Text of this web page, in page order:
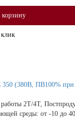
(380В, ПВ100% при
2Т/4Т,
среды: от -10 до